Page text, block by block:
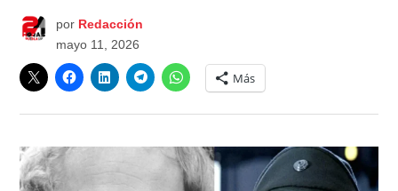
por Redacción
mayo 11, 2026
Más